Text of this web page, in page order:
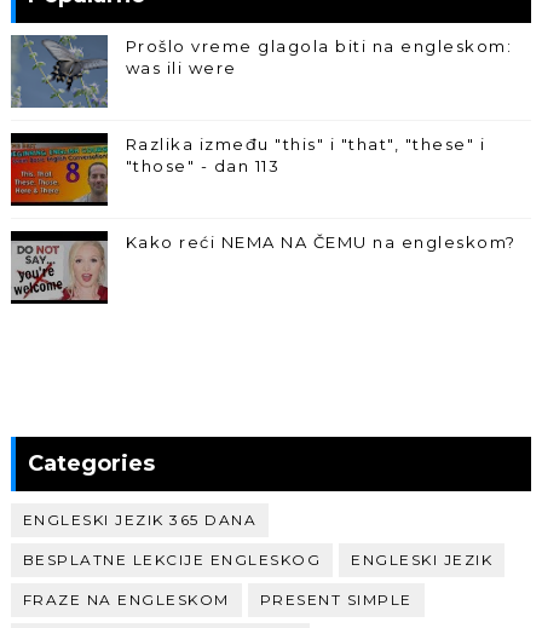
Prošlo vreme glagola biti na engleskom:
was ili were
Razlika između "this" i "that", "these" i
"those" - dan 113
Kako reći NEMA NA ČEMU na engleskom?
Categories
ENGLESKI JEZIK 365 DANA
BESPLATNE LEKCIJE ENGLESKOG ENGLESKI JEZIK
FRAZE NA ENGLESKOM PRESENT SIMPLE